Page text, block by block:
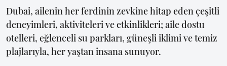
Dubai, ailenin her ferdinin zevkine hitap eden çeşitli
deneyimleri, aktiviteleri ve etkinlikleri; aile dostu
otelleri, eğlenceli su parkları, güneşli iklimi ve temiz
plajlarıyla, her yaştan insana sunuyor.